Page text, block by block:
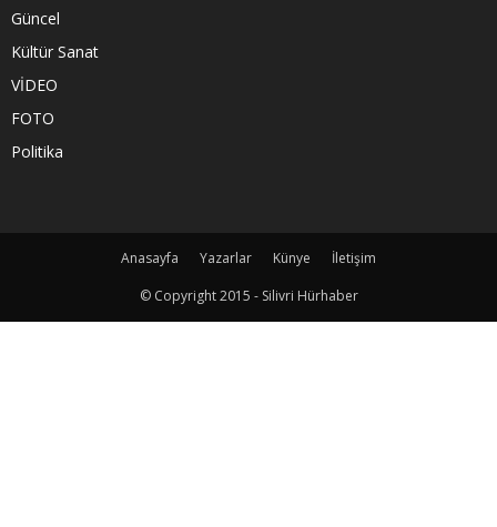
Güncel
Kültür Sanat
VİDEO
FOTO
Politika
Anasayfa Yazarlar Künye
İletişim
© Copyright 2015 - Silivri Hürhaber